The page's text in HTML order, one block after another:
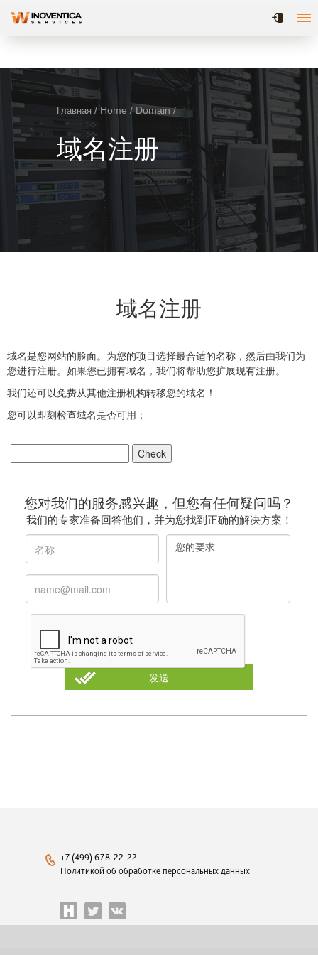
Главная / Home / Domain /
域名注册
域名注册
域名是您网站的脸面。为您的项目选择最合适的名称，然后由我们为
您进行注册。如果您已拥有域名，我们将帮助您扩展现有注册。
我们还可以免费从其他注册机构转移您的域名！
您可以即刻检查域名是否可用：
您对我们的服务感兴趣，但您有任何疑问吗？
我们的专家准备回答他们，并为您找到正确的解决方案！
发送
+7 (499) 678-22-22
Политикой об обработке персональных данных